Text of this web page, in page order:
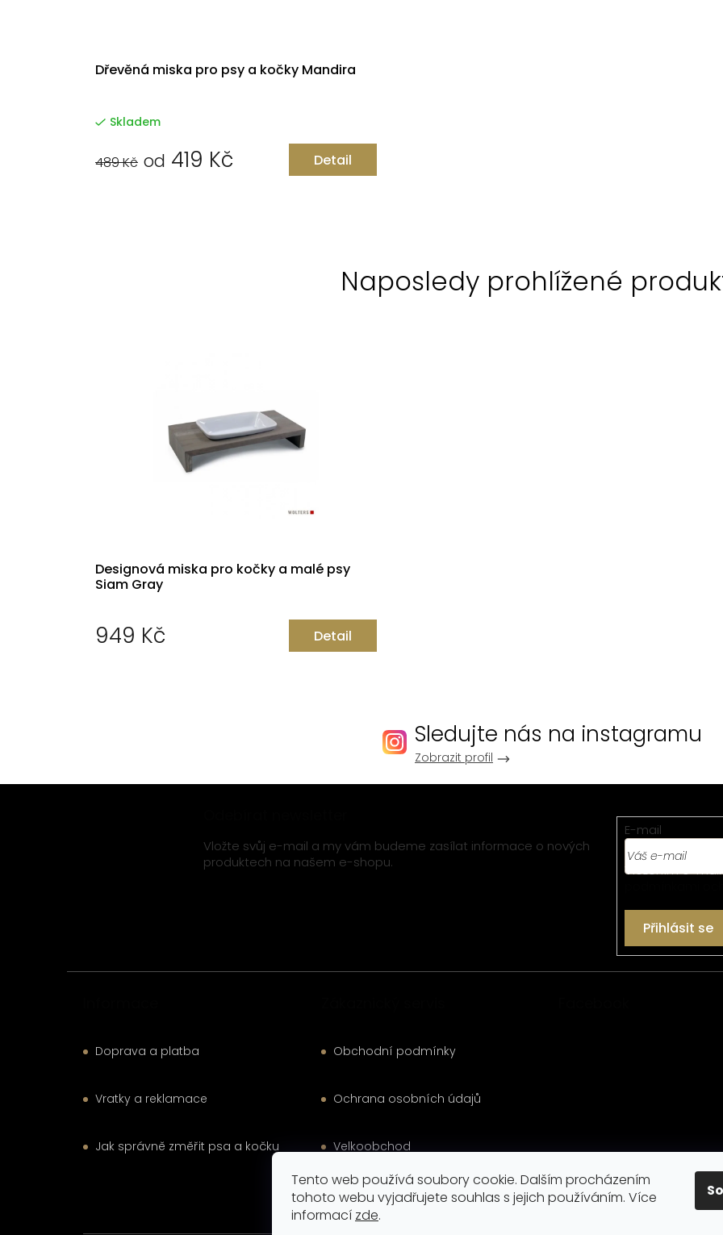
Tento web používá soubory cookie. Dalším procházením
tohoto webu vyjadřujete souhlas s jejich používáním. Více
informací zde.
Dřevěná miska pro psy a kočky Mandira
Skladem
489 Kč od 419 Kč Detail
Naposledy prohlížené
Designová miska pro kočky a malé psy
Siam Gray
949 Kč Detail
Sledujte nás na instagramu
Zobrazit profil
Vložte svůj e-mail a my vám budeme zasílat informace o nových
produktech na našem e-shopu.
E-mail
Vložením e-
Přihlásit se
Doprava a platba
Vratky a reklamace
Jak správně změřit psa a kočku
Obchodní podmínky
Ochrana osobních údajů
Velkoobchod
Kontakt